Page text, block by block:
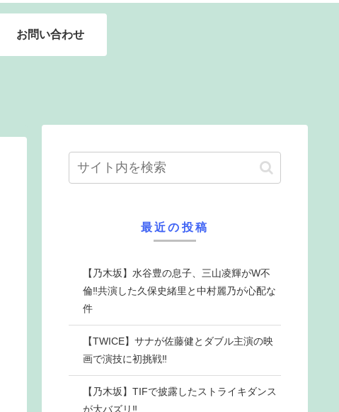
お問い合わせ
最近の投稿
【乃木坂】水谷豊の息子、三山凌輝がW不
倫‼共演した久保史緒里と中村麗乃が心配な
件
【TWICE】サナが佐藤健とダブル主演の映
画で演技に初挑戦‼
【乃木坂】TIFで披露したストライキダンス
が大バズリ‼